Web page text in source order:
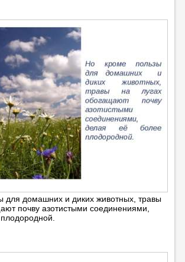
для домашних и диких животных, травы
почву азотистыми соединениями,